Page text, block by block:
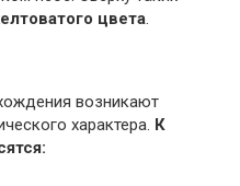
цвета.
возникают
характера. К